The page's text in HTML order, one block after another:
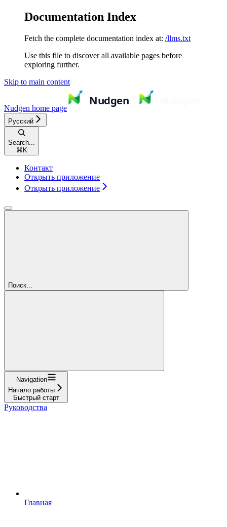
Documentation Index
Fetch the complete documentation index at: /llms.txt
Use this file to discover all available pages before
exploring further.
Skip to main content
Nudgen home page
Русский
Search...
⌘ K
Контакт
Открыть приложение
Открыть приложение
Поиск...
Navigation
Начало работы
Быстрый старт
Руководства
Главная